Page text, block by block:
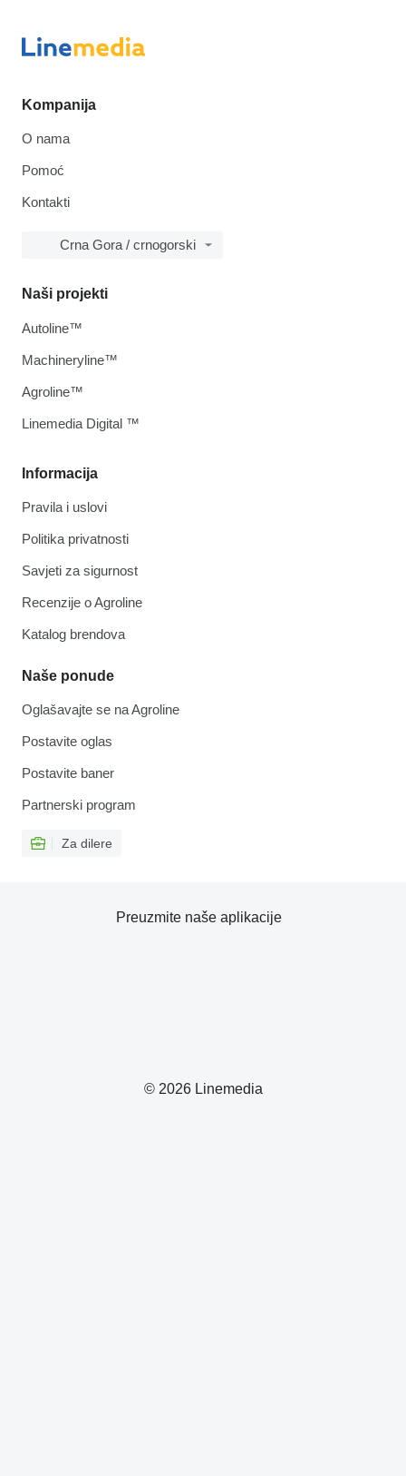
Kompanija
O nama
Pomoć
Kontakti
Crna Gora / crnogorski
Informacija
Pravila i uslovi
Politika privatnosti
Savjeti za sigurnost
Recenzije o Agroline
Katalog brendova
Naše ponude
Oglašavajte se na Agroline
Postavite oglas
Postavite baner
Partnerski program
Za dilere
Naši projekti
Autoline™
Machineryline™
Agroline™
Linemedia Digital ™
© 2026 Linemedia
Preuzmite naše aplikacije